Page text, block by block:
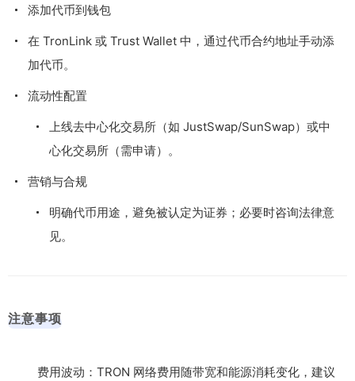
添加代币到钱包
在 TronLink 或 Trust Wallet 中，通过代币合约地址手动添
加代币。
流动性配置
上线去中心化交易所（如 JustSwap/SunSwap）或中
心化交易所（需申请）。
营销与合规
明确代币用途，避免被认定为证券；必要时咨询法律意
见。
注意事项
费用波动：TRON 网络费用随带宽和能源消耗变化，建议